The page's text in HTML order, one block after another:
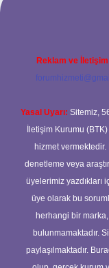
Reklam ve
Yasal Uyarı: Sitemiz,
İletişim Kurumu
hizmet
denetleme veya
üyelerimiz yazdıkları
üye olarak bu
herhangi bir
bulunmamaktadır.
paylaşılmaktadır.